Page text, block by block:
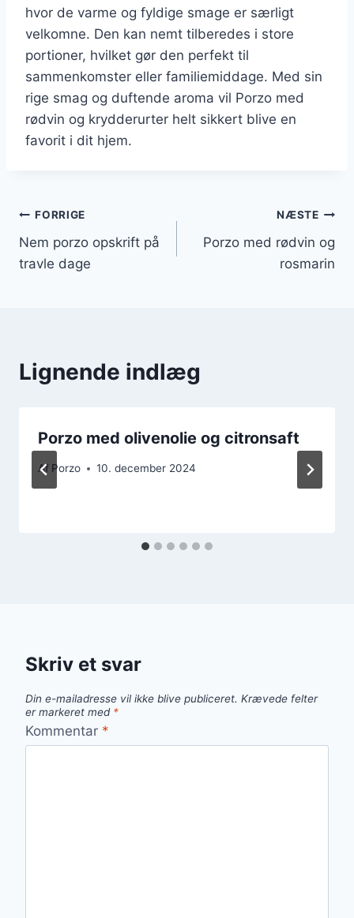
hvor de varme og fyldige smage er særligt
velkomne. Den kan nemt tilberedes i store
portioner, hvilket gør den perfekt til
sammenkomster eller familiemiddage. Med sin
rige smag og duftende aroma vil Porzo med
rødvin og krydderurter helt sikkert blive en
favorit i dit hjem.
Indlægsnavigation
FORRIGE
Nem porzo opskrift på
travle dage
NÆSTE
Porzo med rødvin og
rosmarin
Lignende indlæg
Porzo med olivenolie og citronsaft
Af Porzo 10. december 2024
Skriv et svar
Din e-mailadresse vil ikke blive publiceret. Krævede felter
er markeret med *
Kommentar *